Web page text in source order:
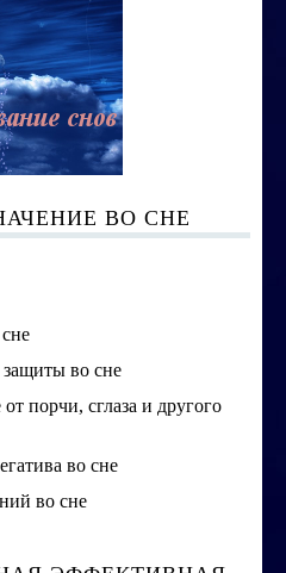
ВО СНЕ
во сне
порчи, сглаза и другого
во сне
во сне